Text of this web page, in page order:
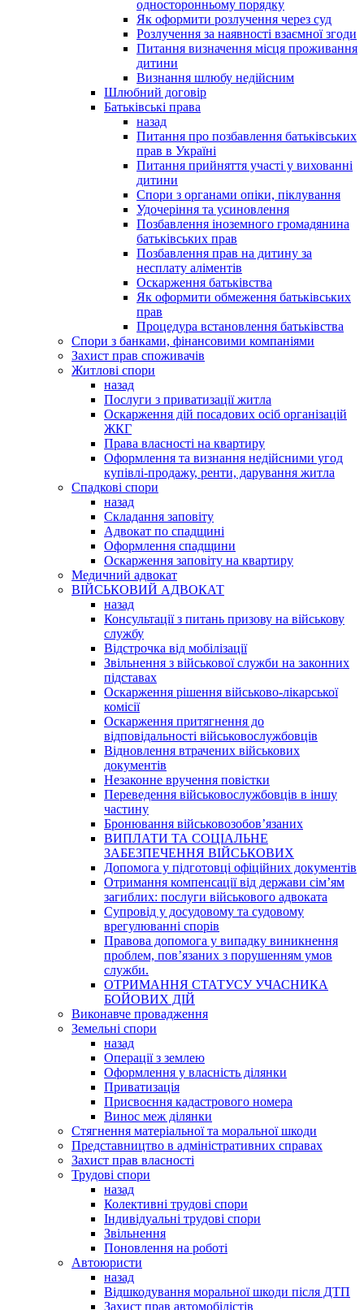
односторонньому порядку
Як оформити розлучення через суд
Розлучення за наявності взаємної згоди
Питання визначення місця проживання
дитини
Визнання шлюбу недійсним
Шлюбний договір
Батьківські права
назад
Питання про позбавлення батьківських
прав в Україні
Питання прийняття участі у вихованні
дитини
Спори з органами опіки, піклування
Удочеріння та усиновлення
Позбавлення іноземного громадянина
батьківських прав
Позбавлення прав на дитину за
несплату аліментів
Оскарження батьківства
Як оформити обмеження батьківських
прав
Процедура встановлення батьківства
Спори з банками, фінансовими компаніями
Захист прав споживачів
Житлові спори
назад
Послуги з приватизації житла
Оскарження дій посадових осіб організацій
ЖКГ
Права власності на квартиру
Оформлення та визнання недійсними угод
купівлі-продажу, ренти, дарування житла
Спадкові спори
назад
Складання заповіту
Адвокат по спадщині
Оформлення спадщини
Оскарження заповіту на квартиру
Медичний адвокат
ВІЙСЬКОВИЙ АДВОКАТ
назад
Консультації з питань призову на військову
службу
Відстрочка від мобілізації
Звільнення з військової служби на законних
підставах
Оскарження рішення військово-лікарської
комісії
Оскарження притягнення до
відповідальності військовослужбовців
Відновлення втрачених військових
документів
Незаконне вручення повістки
Переведення військовослужбовців в іншу
частину
Бронювання військовозобов’язаних
ВИПЛАТИ ТА СОЦІАЛЬНЕ
ЗАБЕЗПЕЧЕННЯ ВІЙСЬКОВИХ
Допомога у підготовці офіційних документів
Отримання компенсації від держави сім’ям
загиблих: послуги військового адвоката
Супровід у досудовому та судовому
врегулюванні спорів
Правова допомога у випадку виникнення
проблем, пов’язаних з порушенням умов
служби.
ОТРИМАННЯ СТАТУСУ УЧАСНИКА
БОЙОВИХ ДІЙ
Виконавче провадження
Земельні спори
назад
Операції з землею
Оформлення у власність ділянки
Приватизація
Присвоєння кадастрового номера
Винос меж ділянки
Стягнення матеріальної та моральної шкоди
Представництво в адміністративних справах
Захист прав власності
Трудові спори
назад
Колективні трудові спори
Індивідуальні трудові спори
Звільнення
Поновлення на роботі
Автоюристи
назад
Відшкодування моральної шкоди після ДТП
Захист прав автомобілістів